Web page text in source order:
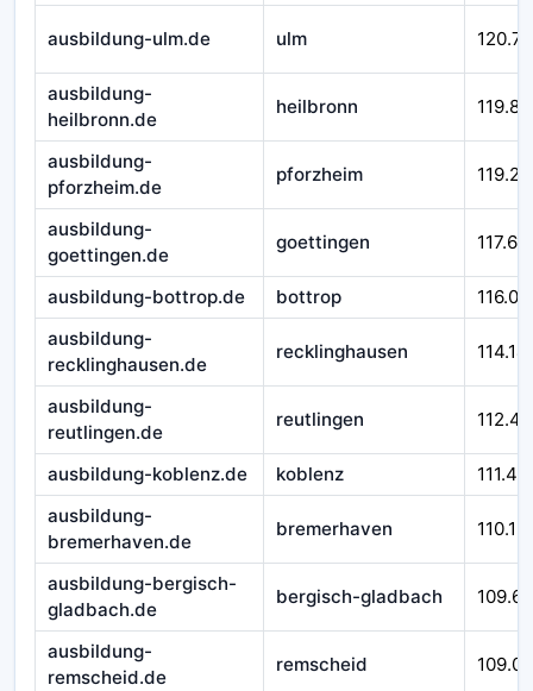
ausbildung-ulm.de ulm
ausbildung-
heilbronn.de
heilbronn
ausbildung-
pforzheim.de
pforzheim
ausbildung-
goettingen.de
goettingen
ausbildung-bottrop.de bottrop
ausbildung-
recklinghausen.de
recklinghausen
ausbildung-
reutlingen.de
reutlingen
ausbildung-koblenz.de koblenz
ausbildung-
bremerhaven.de
bremerhaven
ausbildung-bergisch-
gladbach.de
bergisch-gladbach
ausbildung-
remscheid.de
remscheid